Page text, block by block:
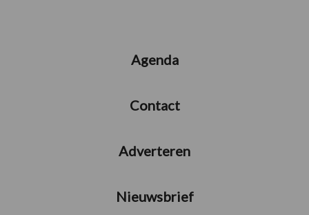
Agenda
Contact
Adverteren
Nieuwsbrief